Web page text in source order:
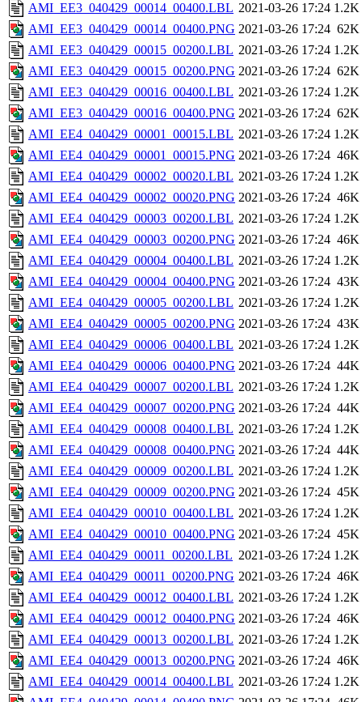
AMI_EE3_040429_00014_00400.LBL 2021-03-26 17:24 1.2K
AMI_EE3_040429_00014_00400.PNG 2021-03-26 17:24 62K
AMI_EE3_040429_00015_00200.LBL 2021-03-26 17:24 1.2K
AMI_EE3_040429_00015_00200.PNG 2021-03-26 17:24 62K
AMI_EE3_040429_00016_00400.LBL 2021-03-26 17:24 1.2K
AMI_EE3_040429_00016_00400.PNG 2021-03-26 17:24 62K
AMI_EE4_040429_00001_00015.LBL 2021-03-26 17:24 1.2K
AMI_EE4_040429_00001_00015.PNG 2021-03-26 17:24 46K
AMI_EE4_040429_00002_00020.LBL 2021-03-26 17:24 1.2K
AMI_EE4_040429_00002_00020.PNG 2021-03-26 17:24 46K
AMI_EE4_040429_00003_00200.LBL 2021-03-26 17:24 1.2K
AMI_EE4_040429_00003_00200.PNG 2021-03-26 17:24 46K
AMI_EE4_040429_00004_00400.LBL 2021-03-26 17:24 1.2K
AMI_EE4_040429_00004_00400.PNG 2021-03-26 17:24 43K
AMI_EE4_040429_00005_00200.LBL 2021-03-26 17:24 1.2K
AMI_EE4_040429_00005_00200.PNG 2021-03-26 17:24 43K
AMI_EE4_040429_00006_00400.LBL 2021-03-26 17:24 1.2K
AMI_EE4_040429_00006_00400.PNG 2021-03-26 17:24 44K
AMI_EE4_040429_00007_00200.LBL 2021-03-26 17:24 1.2K
AMI_EE4_040429_00007_00200.PNG 2021-03-26 17:24 44K
AMI_EE4_040429_00008_00400.LBL 2021-03-26 17:24 1.2K
AMI_EE4_040429_00008_00400.PNG 2021-03-26 17:24 44K
AMI_EE4_040429_00009_00200.LBL 2021-03-26 17:24 1.2K
AMI_EE4_040429_00009_00200.PNG 2021-03-26 17:24 45K
AMI_EE4_040429_00010_00400.LBL 2021-03-26 17:24 1.2K
AMI_EE4_040429_00010_00400.PNG 2021-03-26 17:24 45K
AMI_EE4_040429_00011_00200.LBL 2021-03-26 17:24 1.2K
AMI_EE4_040429_00011_00200.PNG 2021-03-26 17:24 46K
AMI_EE4_040429_00012_00400.LBL 2021-03-26 17:24 1.2K
AMI_EE4_040429_00012_00400.PNG 2021-03-26 17:24 46K
AMI_EE4_040429_00013_00200.LBL 2021-03-26 17:24 1.2K
AMI_EE4_040429_00013_00200.PNG 2021-03-26 17:24 46K
AMI_EE4_040429_00014_00400.LBL 2021-03-26 17:24 1.2K